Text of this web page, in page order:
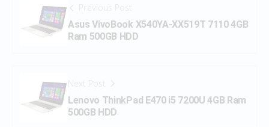
Previous Post
Asus VivoBook X540YA-XX519T 7110 4GB
Ram 500GB HDD
Next Post
Lenovo ThinkPad E470 i5 7200U 4GB Ram
500GB HDD